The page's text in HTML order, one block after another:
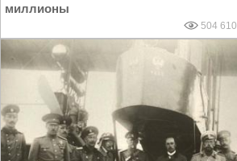
миллионы
504 610